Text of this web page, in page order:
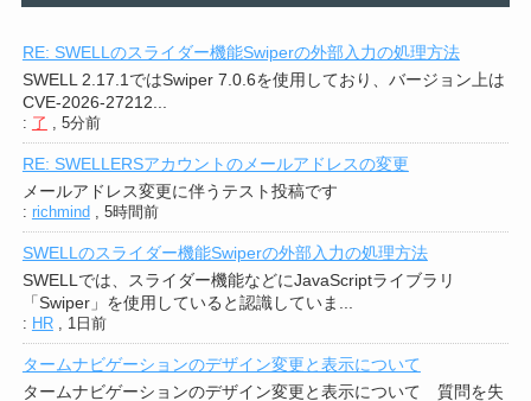
RE: SWELLのスライダー機能Swiperの外部入力の処理方法
SWELL 2.17.1ではSwiper 7.0.6を使用しており、バージョン上は
CVE-2026-27212...
: 了 5分前
RE: SWELLERSアカウントのメールアドレスの変更
メールアドレス変更に伴うテスト投稿です
: richmind 5時間前
SWELLのスライダー機能Swiperの外部入力の処理方法
SWELLでは、スライダー機能などにJavaScriptライブラリ
「Swiper」を使用していると認識していま...
: HR, 1日前
タームナビゲーションのデザイン変更と表示について
タームナビゲーションのデザイン変更と表示について 質問を失